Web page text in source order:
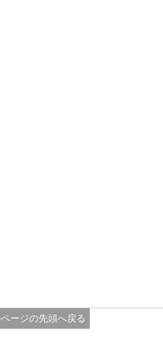
ージの先頭へ戻る